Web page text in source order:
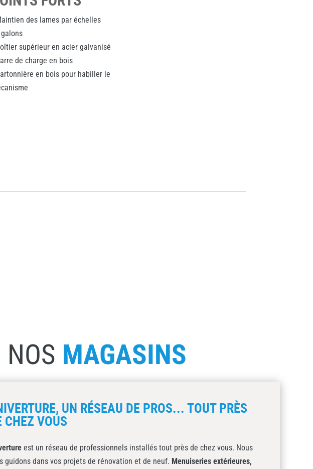
des lames par échelles
supérieur en acier galvanisé
de charge en bois
en bois pour habiller le
NOS MAGASINS
UN RÉSEAU DE PROS... TOUT PRÈS
CHEZ VOUS
est un réseau de professionnels installés tout près de chez vous. Nous
guidons dans vos projets de rénovation et de neuf. Menuiseries extérieures,